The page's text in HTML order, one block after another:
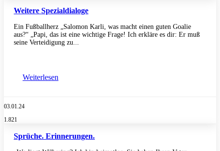
Weitere Spezialdialoge
Ein Fußballherz „Salomon Karli, was macht einen guten Goalie
aus?“ „Papi, das ist eine wichtige Frage! Ich erkläre es dir: Er muß
seine Verteidigung zu...
Weiterlesen
03.01.24
1.821
Sprüche. Erinnerungen.